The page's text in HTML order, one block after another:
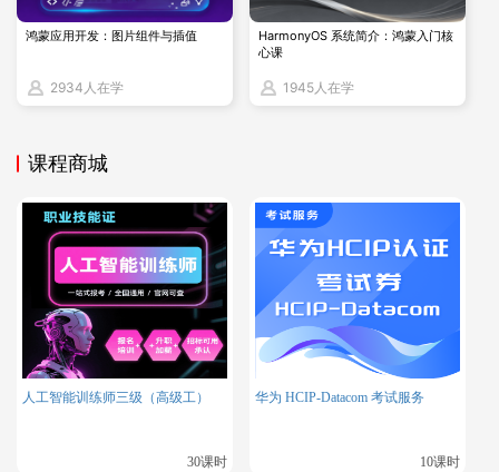
三、考试内容与形式
1.CISP：考试内容涵盖信息安全领域的广泛知识，包括信息安
全保障、信息安全监管、信息安全管理、业务连续性、安全工
程与运营、安全评估、安全支撑技术、物理与网络通信安全、
计算环境安全、软件安全开发等十个知识域。考试形式通常为
多项选择题和场景题，考试时间为6小时。
2.CISP-PTE：考试内容更加深入，涵盖规划测试方案、编写项
知识和能力。考试形式以实战渗透测试为主，是业内首个理论
鸿蒙应用开发：图片组件与插值
2934人在学
HarmonyOS 系统简介：鸿蒙入门核
心课
1945人在学
课程商城
人工智能训练师三级（高级工）
30课时
华为 HCIP-Datacom 考试服务
10课时